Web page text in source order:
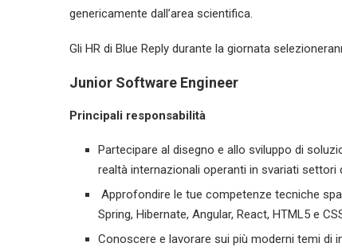
genericamente dall’area scientifica.
Gli HR di Blue Reply durante la giornata
Junior Software Engineer
Principali responsabilità
Partecipare al disegno e allo sviluppo di
realtà internazionali operanti in svariati
Approfondire le tue competenze tecniche
Spring, Hibernate, Angular, React, HTML5 e
Conoscere e lavorare sui più moderni temi di